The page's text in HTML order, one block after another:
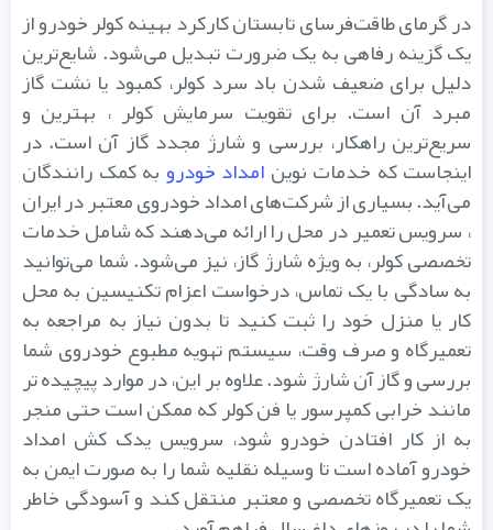
در گرمای طاقت‌فرسای تابستان کارکرد بهینه کولر خودرو از
یک گزینه رفاهی به یک ضرورت تبدیل می‌شود. شایع‌ترین
دلیل برای ضعیف شدن باد سرد کولر، کمبود یا نشت گاز
مبرد آن است. برای تقویت سرمایش کولر ، بهترین و
سریع‌ترین راهکار، بررسی و شارژ مجدد گاز آن است. در
اینجاست که خدمات نوینامداد خودروبه کمک رانندگان
می‌آید. بسیاری از شرکت‌های امداد خودروی معتبر در ایران
، سرویس تعمیر در محل را ارائه می‌دهند که شامل خدمات
تخصصی کولر، به ویژه شارژ گاز، نیز می‌شود. شما می‌توانید
به سادگی با یک تماس، درخواست اعزام تکنیسین به محل
کار یا منزل خود را ثبت کنید تا بدون نیاز به مراجعه به
تعمیرگاه و صرف وقت، سیستم تهویه مطبوع خودروی شما
بررسی و گاز آن شارژ شود. علاوه بر این، در موارد پیچیده ‌تر
مانند خرابی کمپرسور یا فن کولر که ممکن است حتی منجر
به از کار افتادن خودرو شود، سرویس یدک ‌کش امداد
خودرو آماده است تا وسیله نقلیه شما را به صورت ایمن به
یک تعمیرگاه تخصصی و معتبر منتقل کند و آسودگی خاطر